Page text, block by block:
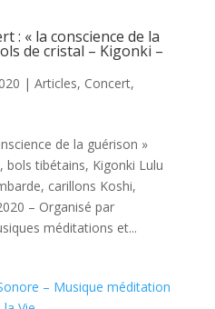
: « la conscience de la
de cristal – Kigonki –
| Articles, Concert,
de la guérison »
bols tibétains, Kigonki Lulu
carillons Koshi,
– Organisé par
méditations et...